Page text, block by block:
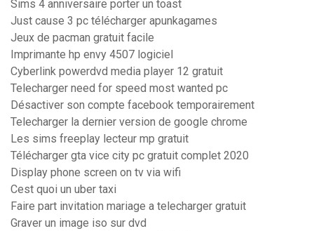
Sims 4 anniversaire porter un toast
Just cause 3 pc télécharger apunkagames
Jeux de pacman gratuit facile
Imprimante hp envy 4507 logiciel
Cyberlink powerdvd media player 12 gratuit
Telecharger need for speed most wanted pc
Désactiver son compte facebook temporairement
Telecharger la dernier version de google chrome
Les sims freeplay lecteur mp gratuit
Télécharger gta vice city pc gratuit complet 2020
Display phone screen on tv via wifi
Cest quoi un uber taxi
Faire part invitation mariage a telecharger gratuit
Graver un image iso sur dvd